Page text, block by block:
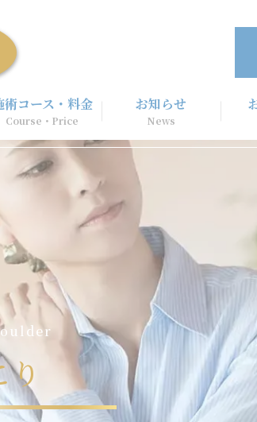
術コース・料金
Course・Price
お知らせ
News
ou l der
り